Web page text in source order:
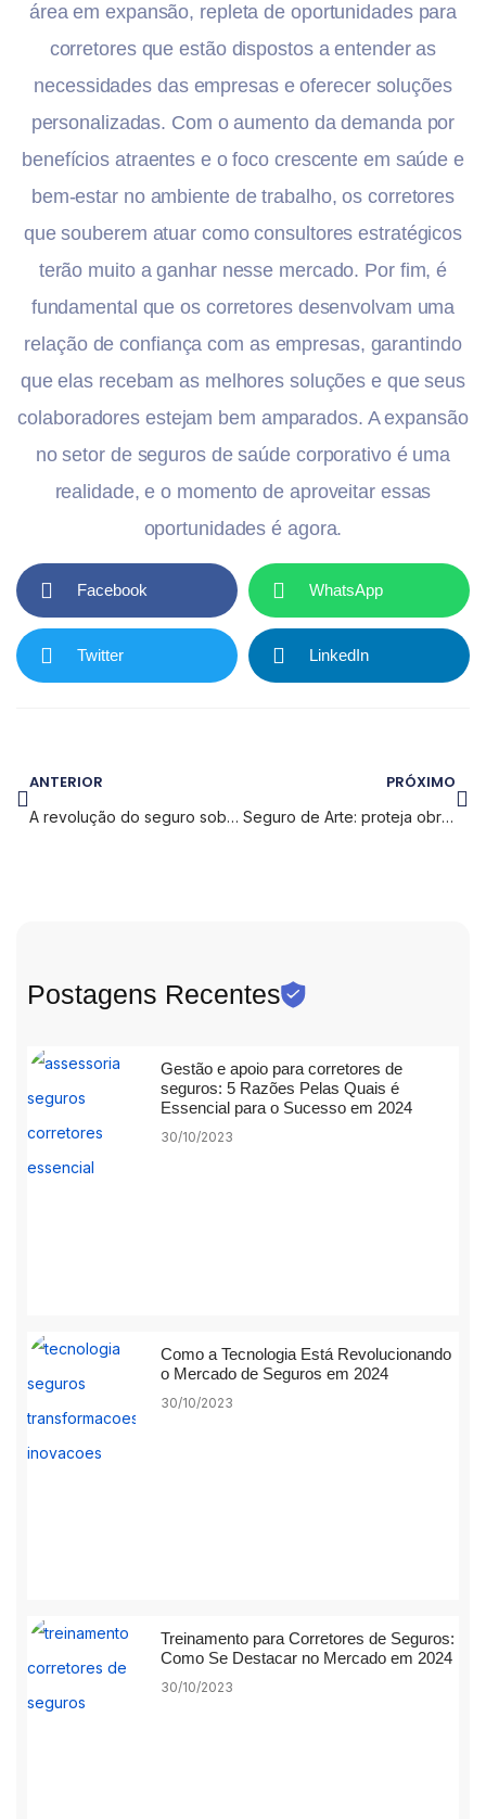
área em expansão, repleta de oportunidades para
corretores que estão dispostos a entender as
necessidades das empresas e oferecer soluções
personalizadas. Com o aumento da demanda por
benefícios atraentes e o foco crescente em saúde e
bem-estar no ambiente de trabalho, os corretores
que souberem atuar como consultores estratégicos
terão muito a ganhar nesse mercado. Por fim, é
fundamental que os corretores desenvolvam uma
relação de confiança com as empresas, garantindo
que elas recebam as melhores soluções e que seus
colaboradores estejam bem amparados. A expansão
no setor de seguros de saúde corporativo é uma
realidade, e o momento de aproveitar essas
oportunidades é agora.
Facebook WhatsApp
Twitter LinkedIn
ANTERIOR
A revolução do seguro sob medida: como oferecer soluções personalizadas para seus clientes
PRÓXIMO
Seguro de Arte: proteja obras de valor com as melhores opções de cobertura em 2024
Postagens Recentes
Gestão e apoio para corretores de
seguros: 5 Razões Pelas Quais é
Essencial para o Sucesso em 2024
30/10/2023
Como a Tecnologia Está Revolucionando
o Mercado de Seguros em 2024
30/10/2023
Treinamento para Corretores de Seguros:
Como Se Destacar no Mercado em 2024
30/10/2023